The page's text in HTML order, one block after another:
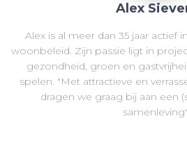
Alex
Alex is al meer dan 35 jaar actief
woonbeleid. Zijn passie ligt in
gezondheid, groen en
spelen. "Met attractieve en
dragen we graag bij aan een